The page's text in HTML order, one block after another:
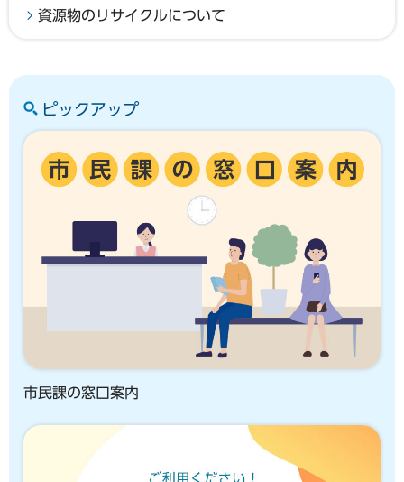
資源物のリサイクルについて
ピックアップ
市民課の窓口案内